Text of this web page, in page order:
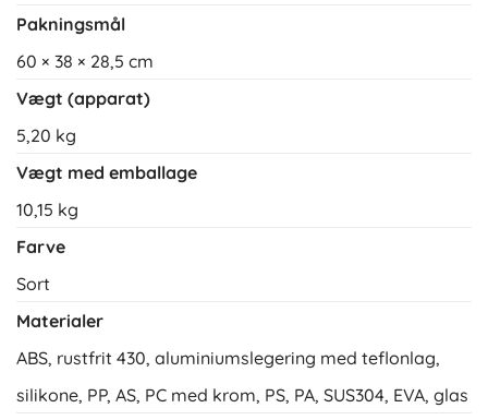
Pakningsmål
60 × 38 × 28,5 cm
Vægt (apparat)
5,20 kg
Vægt med emballage
10,15 kg
Farve
Sort
Materialer
ABS, rustfrit 430, aluminiumslegering med teflonlag,
silikone, PP, AS, PC med krom, PS, PA, SUS304, EVA, glas